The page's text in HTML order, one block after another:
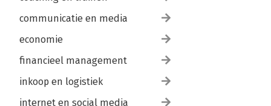
communicatie en media
economie
financieel management
inkoop en logistiek
internet en social media